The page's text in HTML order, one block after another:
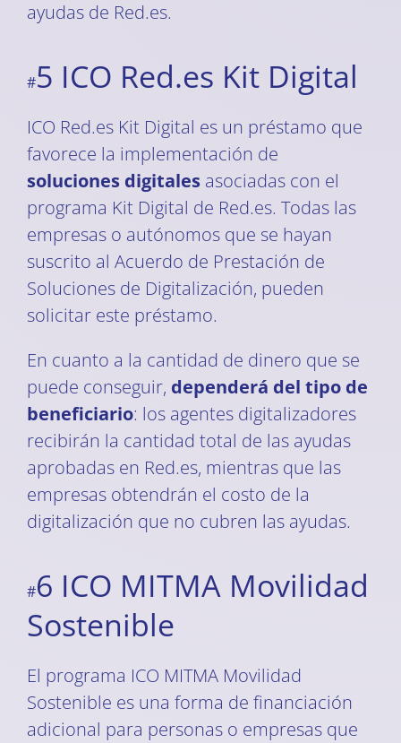
ayudas de Red.es.
#5 ICO Red.es Kit Digital
ICO Red.es Kit Digital es un préstamo que
favorece la implementación de
soluciones digitalesasociadas con el
programa Kit Digital de Red.es. Todas las
empresas o autónomos que se hayan
suscrito al Acuerdo de Prestación de
Soluciones de Digitalización, pueden
solicitar este préstamo.
En cuanto a la cantidad de dinero que se
puede conseguir, dependerá del tipo de
beneficiario: los agentes digitalizadores
recibirán la cantidad total de las ayudas
aprobadas en Red.es, mientras que las
empresas obtendrán el costo de la
digitalización que no cubren las ayudas.
#6 ICO MITMA Movilidad
Sostenible
El programa ICO MITMA Movilidad
Sostenible es una forma de financiación
adicional para personas o empresas que